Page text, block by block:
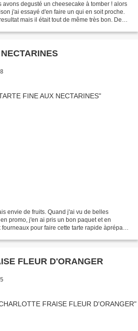
avons degusté un cheesecake à tomber ! alors
j'ai essayé d'en faire un qui en soit proche.
mais il était tout de même très bon. Des
envie de fruits. Quand j'ai vu de belles
promo, j'en ai pris un bon paquet et en
pour faire cette tarte rapide àpréparer
FLEUR D'ORANGER